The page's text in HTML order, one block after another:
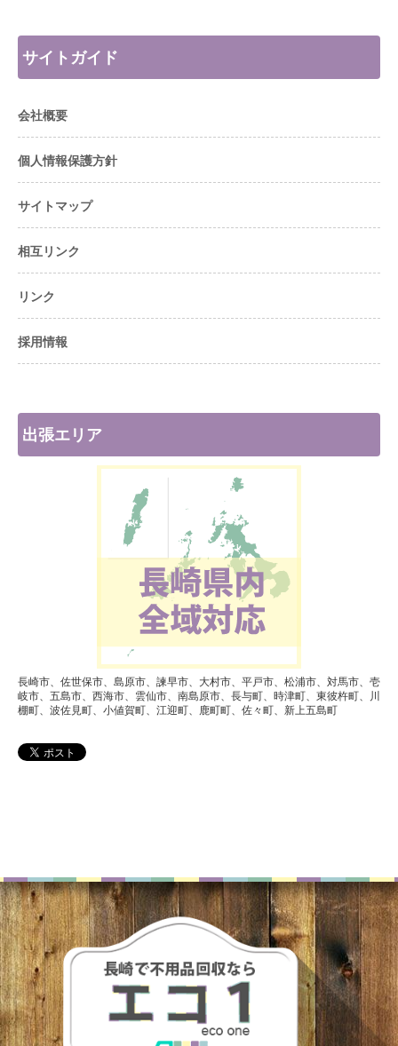
サイトガイド
会社概要
個人情報保護方針
サイトマップ
相互リンク
リンク
採用情報
出張エリア
長崎市、佐世保市、島原市、諫早市、大村市、平戸市、松浦市、対馬市、壱
岐市、五島市、西海市、雲仙市、南島原市、長与町、時津町、東彼杵町、川
棚町、波佐見町、小値賀町、江迎町、鹿町町、佐々町、新上五島町